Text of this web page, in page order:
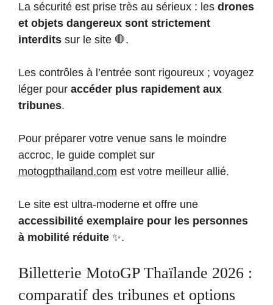
La sécurité est prise très au sérieux : les drones
et objets dangereux sont strictement
interdits sur le site 🛑.
Les contrôles à l’entrée sont rigoureux ; voyagez
léger pour accéder plus rapidement aux
tribunes.
Pour préparer votre venue sans le moindre
accroc, le guide complet sur
motogpthailand.com est votre meilleur allié.
Le site est ultra-moderne et offre une
accessibilité exemplaire pour les personnes
à mobilité réduite ✨.
Billetterie MotoGP Thaïlande 2026 :
comparatif des tribunes et options